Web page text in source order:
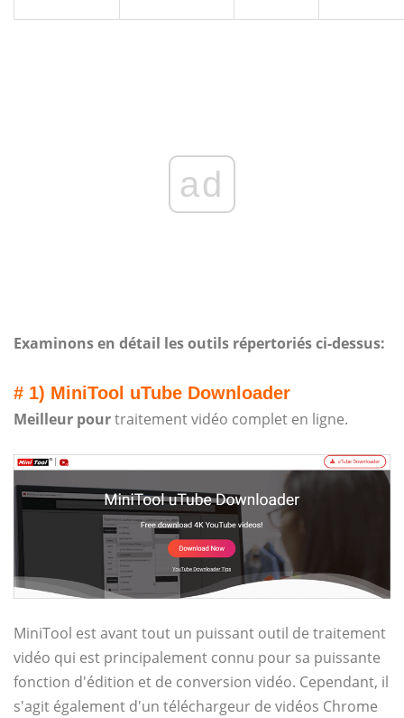
ad
Examinons en détail les outils répertoriés ci-dessus:
# 1) MiniTool uTube Downloader
Meilleur pourtraitement vidéo complet en ligne.
MiniTool est avant tout un puissant outil de traitement
vidéo qui est principalement connu pour sa puissante
fonction d'édition et de conversion vidéo. Cependant, il
s'agit également d'un téléchargeur de vidéos Chrome